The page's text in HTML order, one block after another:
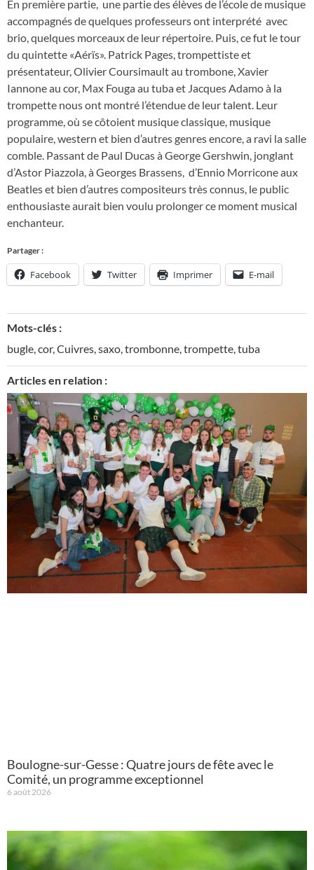
En première partie, une partie des élèves de l’école de musique
accompagnés de quelques professeurs ont interprété avec
brio, quelques morceaux de leur répertoire. Puis, ce fut le tour
du quintette «Aérïs». Patrick Pages, trompettiste et
présentateur, Olivier Coursimault au trombone, Xavier
Iannone au cor, Max Fouga au tuba et Jacques Adamo à la
trompette nous ont montré l’étendue de leur talent. Leur
programme, où se côtoient musique classique, musique
populaire, western et bien d’autres genres encore, a ravi la salle
comble. Passant de Paul Ducas à George Gershwin, jonglant
d’Astor Piazzola, à Georges Brassens, d’Ennio Morricone aux
Beatles et bien d’autres compositeurs très connus, le public
enthousiaste aurait bien voulu prolonger ce moment musical
enchanteur.
Partager :
Facebook Twitter Imprimer E-mail
Mots-clés :
bugle,cor,Cuivres,saxo,trombonne,trompette,tuba
Articles en relation :
Boulogne-sur-Gesse : Quatre jours de fête avec le
Comité, un programme exceptionnel
6 août 2026